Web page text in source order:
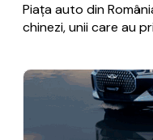
Piaţa auto din
chinezi, unii care au